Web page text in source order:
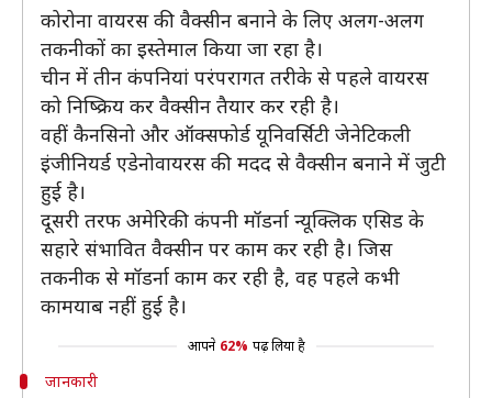
कोरोना वायरस की वैक्सीन बनाने के लिए अलग-अलग
तकनीकों का इस्तेमाल किया जा रहा है।
चीन में तीन कंपनियां परंपरागत तरीके से पहले वायरस
को निष्क्रिय कर वैक्सीन तैयार कर रही है।
वहीं कैनसिनो और ऑक्सफोर्ड यूनिवर्सिटी जेनेटिकली
इंजीनियर्ड एडेनोवायरस की मदद से वैक्सीन बनाने में जुटी
हुई है।
दूसरी तरफ अमेरिकी कंपनी मॉडर्ना न्यूक्लिक एसिड के
सहारे संभावित वैक्सीन पर काम कर रही है। जिस
तकनीक से मॉडर्ना काम कर रही है, वह पहले कभी
कामयाब नहीं हुई है।
आपने 62% पढ़ लिया है
जानकारी